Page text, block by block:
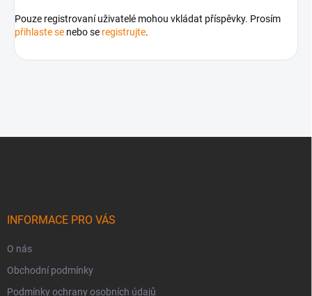
Pouze registrovaní uživatelé mohou vkládat příspěvky. Prosím
přihlaste se nebo se registrujte.
INFORMACE PRO VÁS
O nás
Obchodní podmínky
Podmínky ochrany osobních údajů